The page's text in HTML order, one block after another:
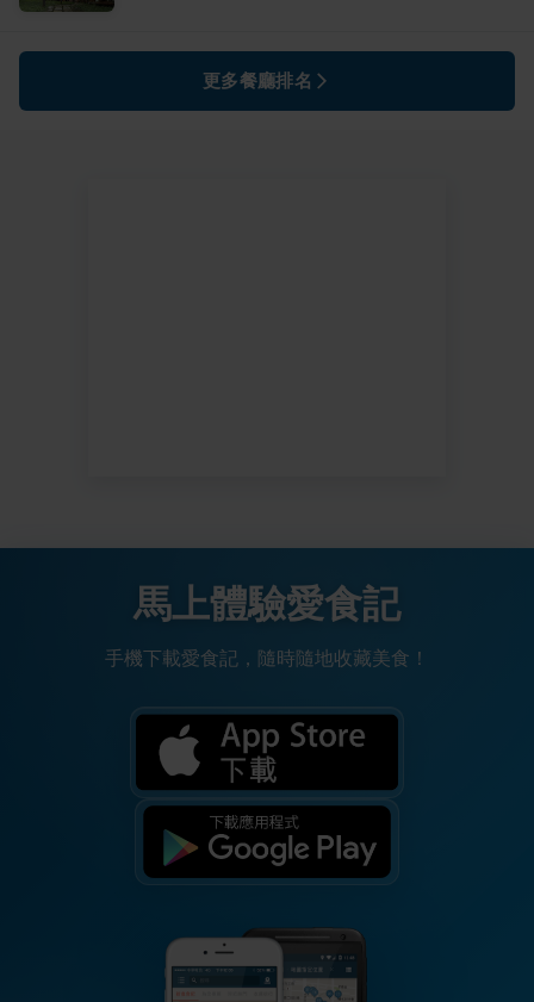
更多餐廳排名
馬上體驗愛食記
手機下載愛食記，隨時隨地收藏美食！